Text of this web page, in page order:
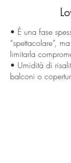
• È una fase
“spettacolare”,
limitarla
• Umidità di
balconi o